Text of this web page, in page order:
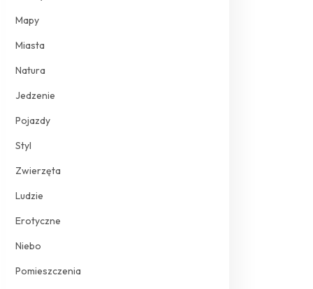
Mapy
Miasta
Natura
Jedzenie
Pojazdy
Styl
Zwierzęta
Ludzie
Erotyczne
Niebo
Pomieszczenia